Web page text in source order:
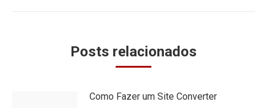
Posts relacionados
Como Fazer um Site Converter